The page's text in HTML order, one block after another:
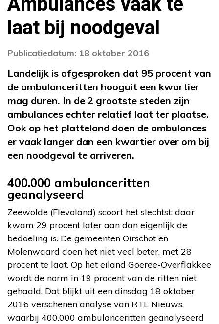
laat bij noodgeval
Publicatiedatum: 18 oktober 2016
Landelijk is afgesproken dat 95 procent van
de ambulanceritten hooguit een kwartier
mag duren. In de 2 grootste steden zijn
ambulances echter relatief laat ter plaatse.
Ook op het platteland doen de ambulances
er vaak langer dan een kwartier over om bij
een noodgeval te arriveren.
400.000 ambulanceritten
geanalyseerd
Zeewolde (Flevoland) scoort het slechtst: daar
kwam 29 procent later aan dan eigenlijk de
bedoeling is. De gemeenten Oirschot en
Molenwaard doen het niet veel beter, met 28
procent te laat. Op het eiland Goeree-Overflakkee
wordt de norm in 19 procent van de ritten niet
gehaald. Dat blijkt uit een dinsdag 18 oktober
2016 verschenen analyse van RTL Nieuws,
waarbij 400.000 ambulanceritten geanalyseerd